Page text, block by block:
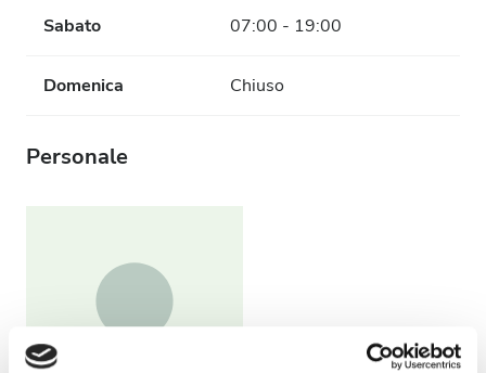
Sabato 07:00 - 19:00
Domenica Chiuso
Personale